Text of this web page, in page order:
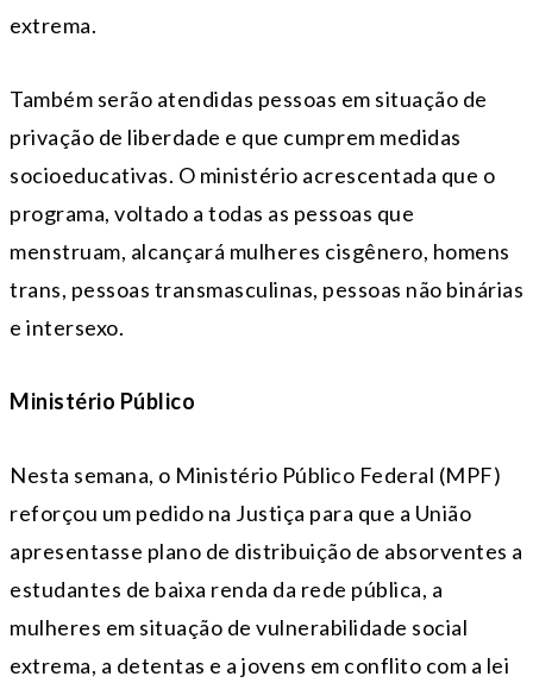
extrema.
Também serão atendidas pessoas em situação de
privação de liberdade e que cumprem medidas
socioeducativas. O ministério acrescentada que o
programa, voltado a todas as pessoas que
menstruam, alcançará mulheres cisgênero, homens
trans, pessoas transmasculinas, pessoas não binárias
e intersexo.
Ministério Público
Nesta semana, o Ministério Público Federal (MPF)
reforçou um pedido na Justiça para que a União
apresentasse plano de distribuição de absorventes a
estudantes de baixa renda da rede pública, a
mulheres em situação de vulnerabilidade social
extrema, a detentas e a jovens em conflito com a lei